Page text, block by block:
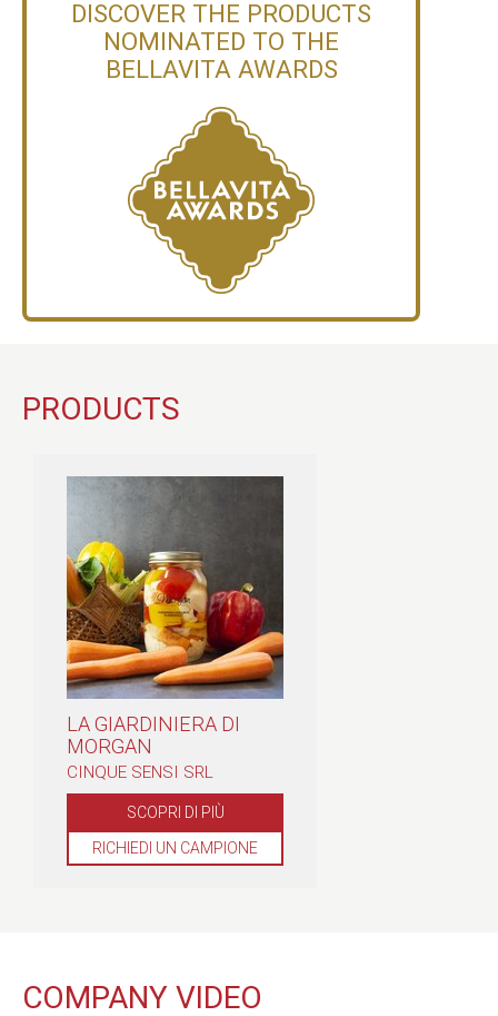
DISCOVER THE PRODUCTS
NOMINATED TO THE
BELLAVITA AWARDS
PRODUCTS
LA GIARDINIERA DI
MORGAN
CINQUE SENSI SRL
SCOPRI DI PIÙ
RICHIEDI UN CAMPIONE
COMPANY VIDEO